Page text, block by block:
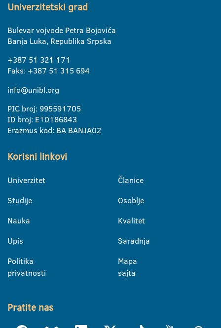
Univerzitetski grad
Bulevar vojvode Petra Bojovića
Banja Luka, Republika Srpska
+387 51 321 171
Faks: +387 51 315 694
info@unibl.org
PIC broj: 995591705
ID broj: E10186843
Erazmus kod: BA BANJA02
Korisni linkovi
Univerzitet
Studije
Nauka
Upis
Politika
privatnosti
Članice
Osoblje
Kvalitet
Saradnja
Mapa
sajta
Pratite nas